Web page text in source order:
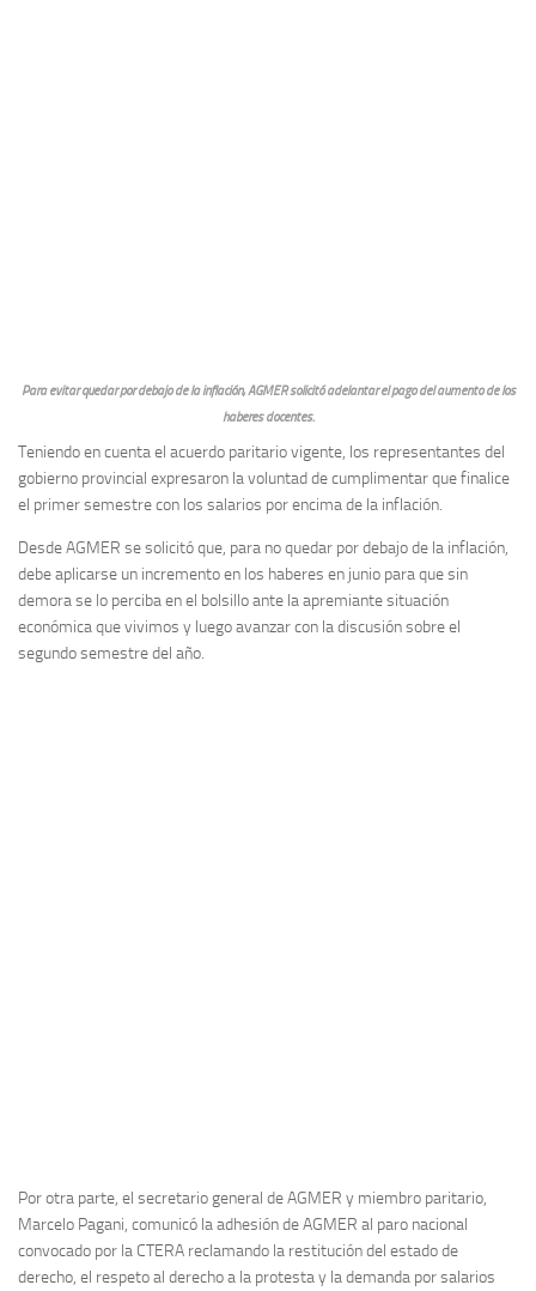
Para evitar quedar por debajo de la inflación, AGMER solicitó adelantar el pago del aumento de los
haberes docentes.
Teniendo en cuenta el acuerdo paritario vigente, los representantes del
gobierno provincial expresaron la voluntad de cumplimentar que finalice
el primer semestre con los salarios por encima de la inflación.
Desde AGMER se solicitó que, para no quedar por debajo de la inflación,
debe aplicarse un incremento en los haberes en junio para que sin
demora se lo perciba en el bolsillo ante la apremiante situación
económica que vivimos y luego avanzar con la discusión sobre el
segundo semestre del año.
Por otra parte, el secretario general de AGMER y miembro paritario,
Marcelo Pagani, comunicó la adhesión de AGMER al paro nacional
convocado por la CTERA reclamando la restitución del estado de
derecho, el respeto al derecho a la protesta y la demanda por salarios